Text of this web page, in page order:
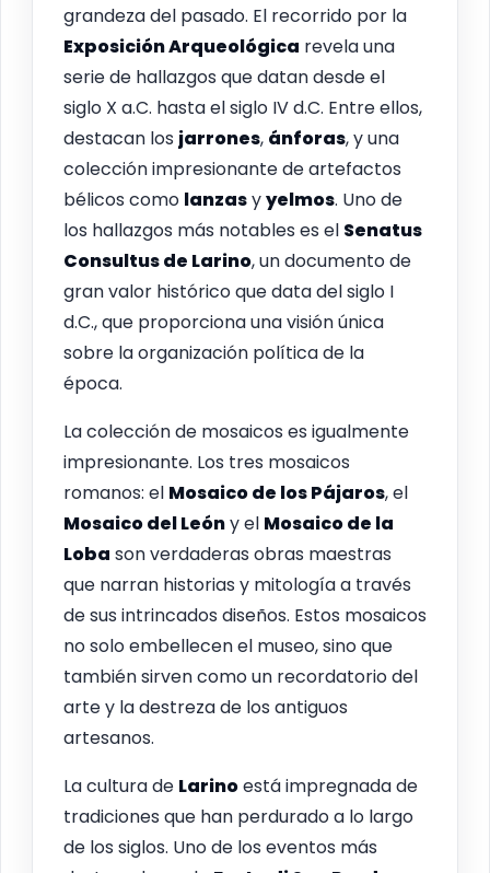
grandeza del pasado. El recorrido por la
Exposición Arqueológica revela una
serie de hallazgos que datan desde el
siglo X a.C. hasta el siglo IV d.C. Entre ellos,
destacan los jarrones, ánforas, y una
colección impresionante de artefactos
bélicos como lanzasyyelmos. Uno de
los hallazgos más notables es el Senatus
Consultus de Larino, un documento de
gran valor histórico que data del siglo I
d.C., que proporciona una visión única
sobre la organización política de la
época.
La colección de mosaicos es igualmente
impresionante. Los tres mosaicos
romanos: el Mosaico de los Pájaros, el
Mosaico del Leóny el Mosaico de la
Loba son verdaderas obras maestras
que narran historias y mitología a través
de sus intrincados diseños. Estos mosaicos
no solo embellecen el museo, sino que
también sirven como un recordatorio del
arte y la destreza de los antiguos
artesanos.
La cultura de Larinoestá impregnada de
tradiciones que han perdurado a lo largo
de los siglos. Uno de los eventos más